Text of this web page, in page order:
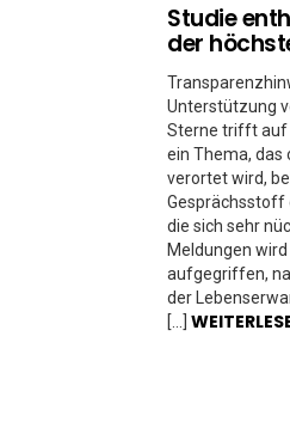
Studie
der
Unterstützung
Sterne trifft auf
ein Thema, das
verortet wird,
Gesprächsstoff
die sich sehr
Meldungen
aufgegriffen,
der
[…]